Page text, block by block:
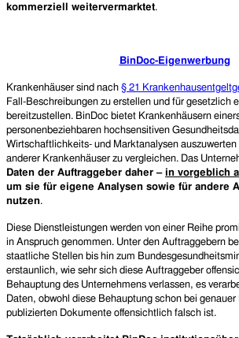
kommerziell weitervermarktet.
BinDoc-Eigenwerbung
Krankenhäuser sind nach § 21
Fall-Beschreibungen zu erstellen und für gesetzlich
bereitzustellen. BinDoc bietet Krankenhäusern
personenbeziehbaren hochsensitiven
Wirtschaftlichkeits- und Marktanalysen
anderer Krankenhäuser zu vergleichen. Das
Daten der Auftraggeber daher – in vorgeblich
um sie für eigene Analysen sowie für andere
nutzen.
Diese Dienstleistungen werden von einer Reihe
in Anspruch genommen. Unter den Auftraggebern
staatliche Stellen bis hin zum
erstaunlich, wie sehr sich diese Auftraggeber
Behauptung des Unternehmens verlassen, es
Daten, obwohl diese Behauptung schon bei
publizierten Dokumente offensichtlich falsch ist.